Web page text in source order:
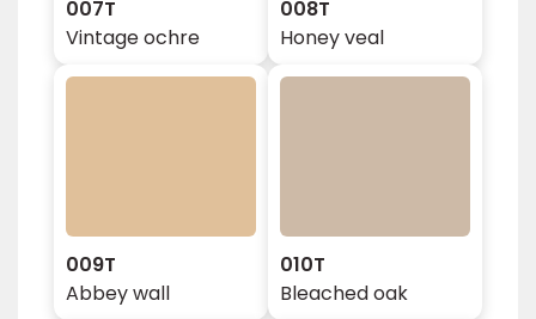
007T
Vintage ochre
008T
Honey veal
009T
Abbey wall
010T
Bleached oak